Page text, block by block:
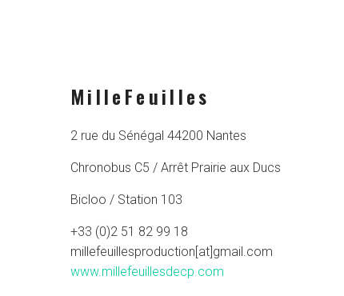
MilleFeuilles
2 rue du Sénégal 44200 Nantes
Chronobus C5 / Arrêt Prairie aux Ducs
Bicloo / Station 103
+33 (0)2 51 82 99 18
millefeuillesproduction[at]gmail.com
www.millefeuillesdecp.com